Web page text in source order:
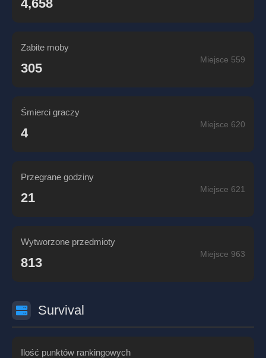
4,658
Zabite moby
305
Miejsce 559
Śmierci graczy
4
Miejsce 620
Przegrane godziny
21
Miejsce 621
Wytworzone przedmioty
813
Miejsce 963
Survival
Ilość punktów rankingowych